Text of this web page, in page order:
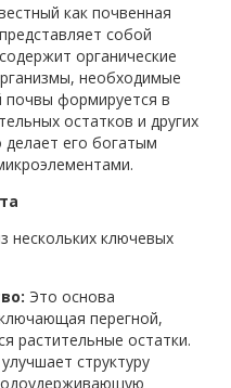
как почвенная
собой
органические
необходимые
почвы формируется в
остатков и других
делает его богатым
нескольких ключевых
Это основа
перегной,
растительные остатки.
структуру